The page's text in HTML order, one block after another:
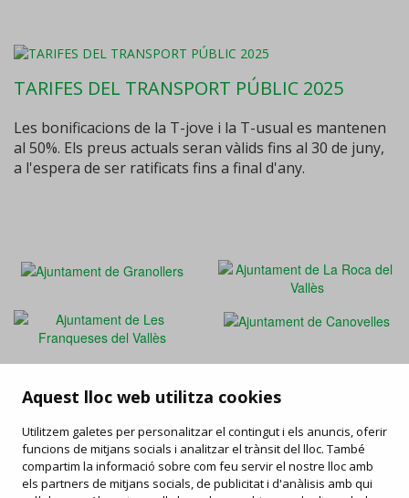
Aquest lloc web utilitza cookies
Utilitzem galetes per personalitzar el contingut i els anuncis, oferir
funcions de mitjans socials i analitzar el trànsit del lloc. També
compartim la informació sobre com feu servir el nostre lloc amb
els partners de mitjans socials, de publicitat i d'anàlisis amb qui
TARIFES DEL TRANSPORT PÚBLIC 2025
Les bonificacions de la T-jove i la T-usual es mantenen
al 50%. Els preus actuals seran vàlids fins al 30 de juny,
a l'espera de ser ratificats fins a final d'any.
FAQ/Drets i deures/Carta de serveis/Enllaços d'interès /
Objectes perduts /Ofertes de feina/Informació publicitat
Contacta